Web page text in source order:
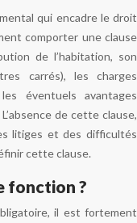
qui encadre le droit
comporter une clause
de l’habitation, son
carrés), les charges
éventuels avantages
de cette clause,
litiges et des difficultés
cette clause.
fonction ?
il est fortement